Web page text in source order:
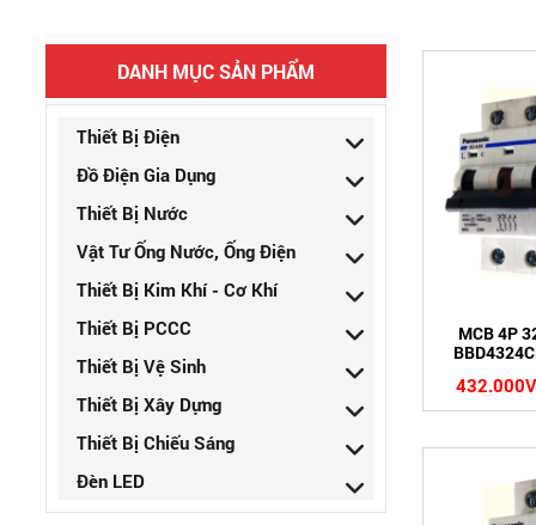
DANH MỤC SẢN PHẨM
Thiết Bị Điện
Đồ Điện Gia Dụng
Thiết Bị Nước
Vật Tư Ống Nước, Ống Điện
Thiết Bị Kim Khí - Cơ Khí
Thiết Bị PCCC
Thiết Bị Vệ Sinh
Thiết Bị Xây Dựng
Thiết Bị Chiếu Sáng
Đèn LED
MCB 4P